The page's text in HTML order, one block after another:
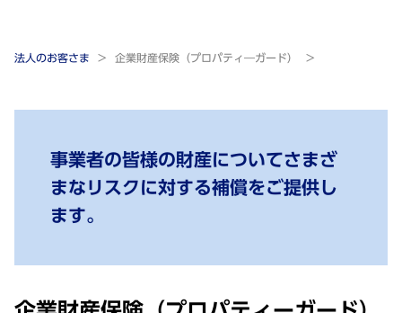
法人のお客さま 企業財産保険（プロパティ―ガード）
事業者の皆様の財産についてさまざ
まなリスクに対する補償をご提供し
ます。